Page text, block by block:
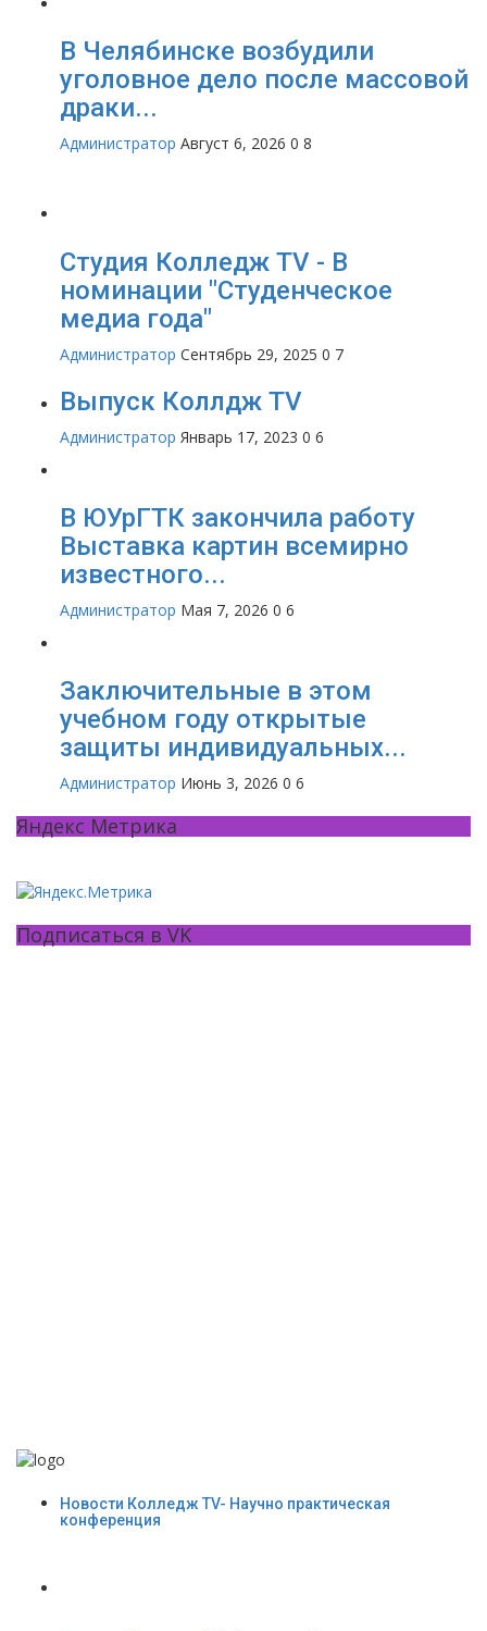
В Челябинске возбудили
уголовное дело после массовой
драки...
Администратор Август 6, 2026 0 8
Студия Колледж TV - В
номинации "Студенческое
медиа года"
Администратор Сентябрь 29, 2025 0 7
Выпуск Коллдж TV
Администратор Январь 17, 2023 0 6
В ЮУрГТК закончила работу
Выставка картин всемирно
известного...
Администратор Мая 7, 2026 0 6
Заключительные в этом
учебном году открытые
защиты индивидуальных...
Администратор Июнь 3, 2026 0 6
Яндекс Метрика
Подписаться в VK
Новости Колледж TV- Научно практическая
конференция